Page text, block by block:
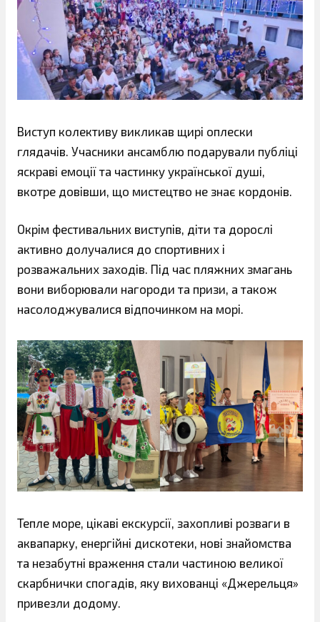
Виступ колективу викликав щирі оплески
глядачів. Учасники ансамблю подарували публіці
яскраві емоції та частинку української душі,
вкотре довівши, що мистецтво не знає кордонів.
Окрім фестивальних виступів, діти та дорослі
активно долучалися до спортивних і
розважальних заходів. Під час пляжних змагань
вони виборювали нагороди та призи, а також
насолоджувалися відпочинком на морі.
Тепле море, цікаві екскурсії, захопливі розваги в
аквапарку, енергійні дискотеки, нові знайомства
та незабутні враження стали частиною великої
скарбнички спогадів, яку вихованці «Джерельця»
привезли додому.